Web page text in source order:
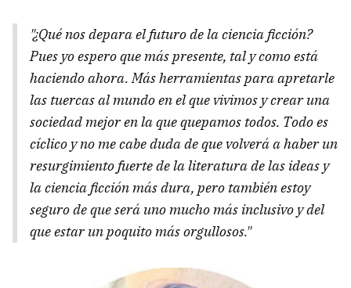
"¿Qué nos depara el futuro de la ciencia ficción?
Pues yo espero que más presente, tal y como está
haciendo ahora. Más herramientas para apretarle
las tuercas al mundo en el que vivimos y crear una
sociedad mejor en la que quepamos todos. Todo es
cíclico y no me cabe duda de que volverá a haber un
resurgimiento fuerte de la literatura de las ideas y
la ciencia ficción más dura, pero también estoy
seguro de que será uno mucho más inclusivo y del
que estar un poquito más orgullosos."